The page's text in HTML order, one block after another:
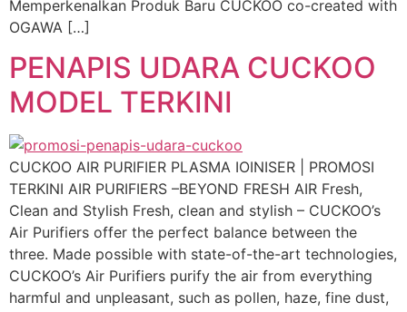
Memperkenalkan Produk Baru CUCKOO co-created with
OGAWA […]
PENAPIS UDARA CUCKOO
MODEL TERKINI
CUCKOO AIR PURIFIER PLASMA IOINISER | PROMOSI
TERKINI AIR PURIFIERS –BEYOND FRESH AIR Fresh,
Clean and Stylish Fresh, clean and stylish – CUCKOO’s
Air Purifiers offer the perfect balance between the
three. Made possible with state-of-the-art technologies,
CUCKOO’s Air Purifiers purify the air from everything
harmful and unpleasant, such as pollen, haze, fine dust,